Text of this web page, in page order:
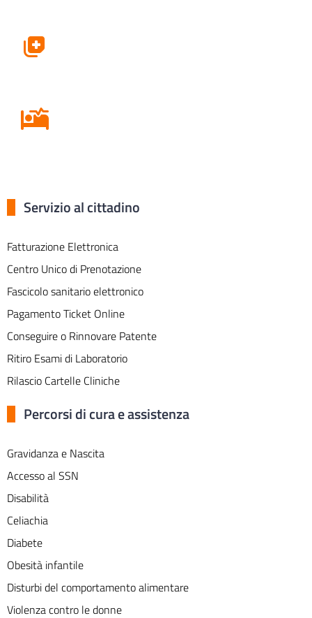
Servizio al cittadino
Fatturazione Elettronica
Centro Unico di Prenotazione
Fascicolo sanitario elettronico
Pagamento Ticket Online
Conseguire o Rinnovare Patente
Ritiro Esami di Laboratorio
Rilascio Cartelle Cliniche
Percorsi di cura e assistenza
Gravidanza e Nascita
Accesso al SSN
Disabilità
Celiachia
Diabete
Obesità infantile
Disturbi del comportamento alimentare
Violenza contro le donne